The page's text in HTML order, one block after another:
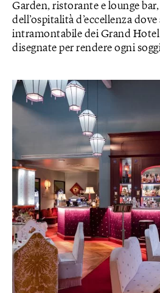
Garden, ristorante e lounge bar,
dell’ospitalità d’eccellenza
intramontabile dei Grand Hotel
disegnate per rendere ogni